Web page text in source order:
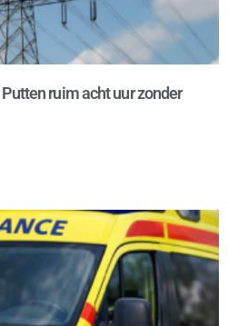
ruim acht uur zonder